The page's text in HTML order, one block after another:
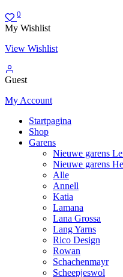
0
My Wishlist
View Wishlist
Guest
My Account
Startpagina
Shop
Garens
Nieuwe garens
Nieuwe garens
Alle
Annell
Katia
Lamana
Lana Grossa
Lang Yarns
Rico Design
Rowan
Schachenmayr
Scheepjeswol